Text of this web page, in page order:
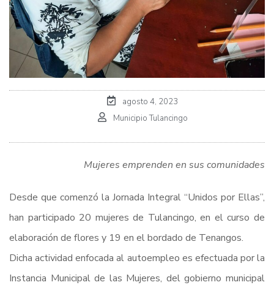
agosto 4, 2023
Municipio Tulancingo
Mujeres emprenden en sus comunidades
Desde que comenzó la Jornada Integral “Unidos por Ellas”,
han participado 20 mujeres de Tulancingo, en el curso de
elaboración de flores y 19 en el bordado de Tenangos.
Dicha actividad enfocada al autoempleo es efectuada por la
Instancia Municipal de las Mujeres, del gobierno municipal